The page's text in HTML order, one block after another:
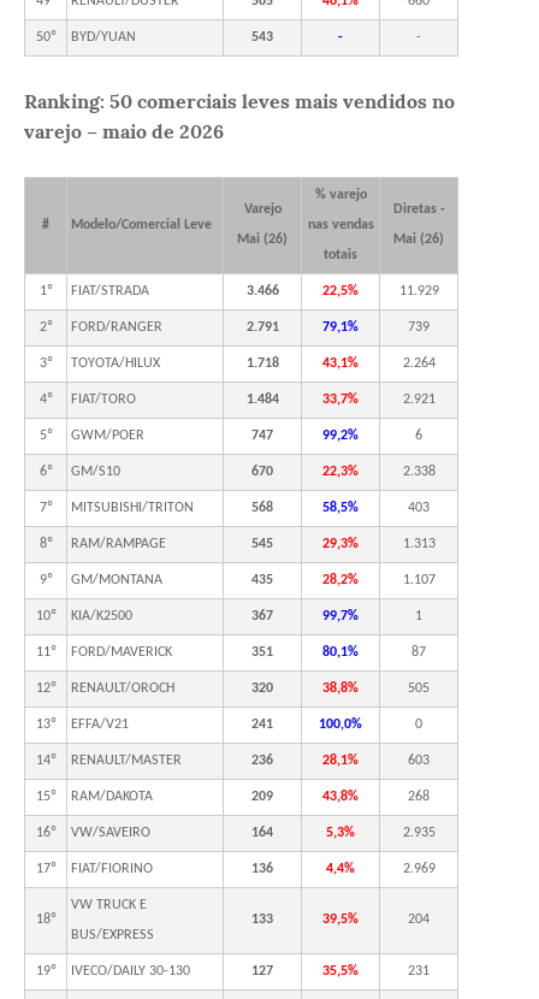
50º BYD/YUAN 543 - -
Ranking: 50 comerciais leves mais vendidos no
varejo – maio de 2026
# Modelo/Comercial Leve
Varejo
Mai (26)
% varejo
nas vendas
totais
Diretas -
Mai (26)
1º FIAT/STRADA 3.466 22,5% 11.929
2º FORD/RANGER 2.791 79,1% 739
3º TOYOTA/HILUX 1.718 43,1% 2.264
4º FIAT/TORO 1.484 33,7% 2.921
5º GWM/POER 747 99,2% 6
6º GM/S10 670 22,3% 2.338
7º MITSUBISHI/TRITON 568 58,5% 403
8º RAM/RAMPAGE 545 29,3% 1.313
9º GM/MONTANA 435 28,2% 1.107
10º KIA/K2500 367 99,7% 1
11º FORD/MAVERICK 351 80,1% 87
12º RENAULT/OROCH 320 38,8% 505
13º EFFA/V21 241 100,0% 0
14º RENAULT/MASTER 236 28,1% 603
15º RAM/DAKOTA 209 43,8% 268
16º VW/SAVEIRO 164 5,3% 2.935
17º FIAT/FIORINO 136 4,4% 2.969
18º
VW TRUCK E
BUS/EXPRESS
133 39,5% 204
19º IVECO/DAILY 30-130 127 35,5% 231